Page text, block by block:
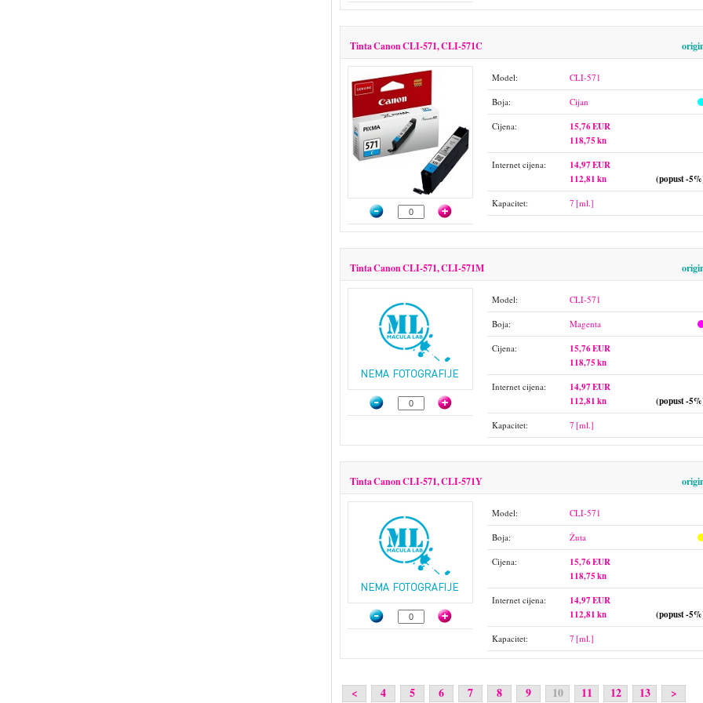
Tinta Canon CLI-571, CLI-571C
Model: CLI-571
Boja: Cijan
Cijena:
15,76 EUR
118,75 kn
Internet cijena:
14,97 EUR
112,81 kn
(popust -
Kapacitet: 7 [ml.]
Tinta Canon CLI-571, CLI-571M
Model: CLI-571
Boja: Magenta
Cijena:
15,76 EUR
118,75 kn
Internet cijena:
14,97 EUR
112,81 kn
(popust -
Kapacitet: 7 [ml.]
Tinta Canon CLI-571, CLI-571Y
Model: CLI-571
Boja: Žuta
Cijena:
15,76 EUR
118,75 kn
Internet cijena:
14,97 EUR
112,81 kn
(popust -
Kapacitet: 7 [ml.]
< 4 5 6 7 8 9 10 11 12 13 >